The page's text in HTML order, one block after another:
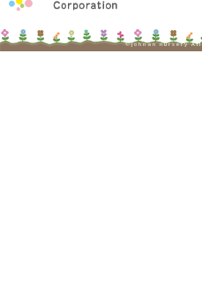
©johnan nursery